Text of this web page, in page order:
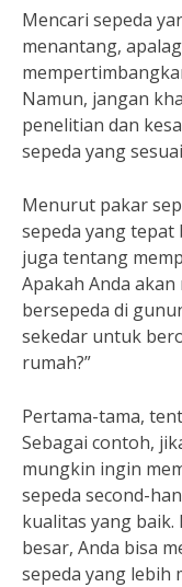
Mencari sepeda
menantang,
Namun, jangan
penelitian dan
sepeda yang
Menurut pakar
sepeda yang
juga tentang
Apakah Anda
bersepeda di
sekedar untuk
rumah?”
Pertama-tama,
Sebagai contoh,
mungkin ingin
sepeda second-
kualitas yang
besar, Anda bisa
sepeda yang lebih